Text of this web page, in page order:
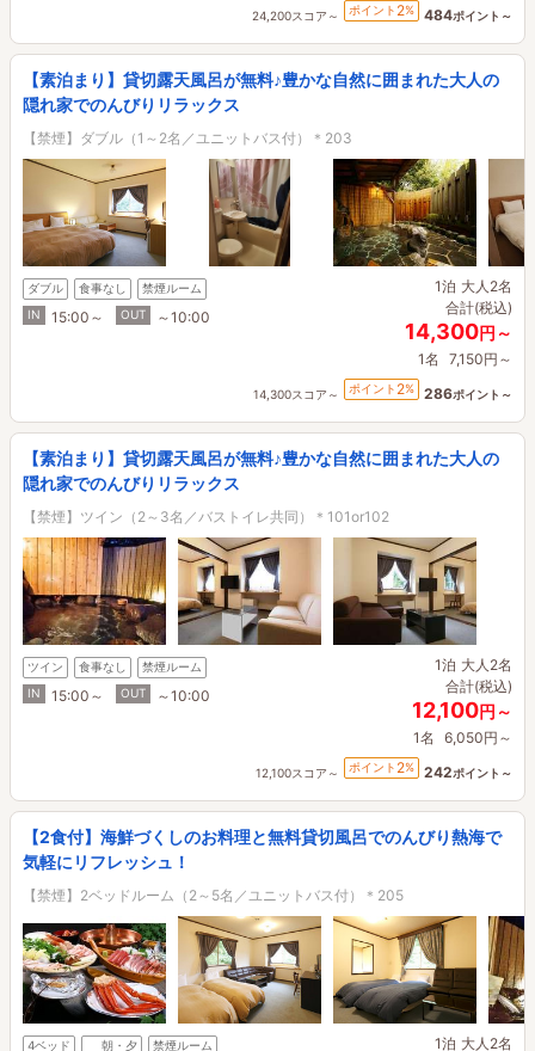
24,200スコア～ ポイント 2% 484ポイント～
【素泊まり】貸切露天風呂が無料♪豊かな自然に囲まれた大人の
隠れ家でのんびりリラックス
【禁煙】ダブル（1～2名／ユニットバス付）＊203
ダブル 食事なし
禁煙ルーム
IN
15:00～ OUT ～10:00
1泊 大人2名
合計(税込)
14,300円～
1名 7,150円～
14,300スコア～ ポイント 2% 286ポイント～
【素泊まり】貸切露天風呂が無料♪豊かな自然に囲まれた大人の
隠れ家でのんびりリラックス
【禁煙】ツイン（2～3名／バストイレ共同）＊101or102
ツイン 食事なし
禁煙ルーム
IN
15:00～ OUT ～10:00
1泊 大人2名
合計(税込)
12,100円～
1名 6,050円～
12,100スコア～ ポイント 2% 242ポイント～
【2食付】海鮮づくしのお料理と無料貸切風呂でのんびり熱海で
気軽にリフレッシュ！
【禁煙】2ベッドルーム（2～5名／ユニットバス付）＊205
4ベッド 朝・夕 禁煙ルーム 1泊 大人2名